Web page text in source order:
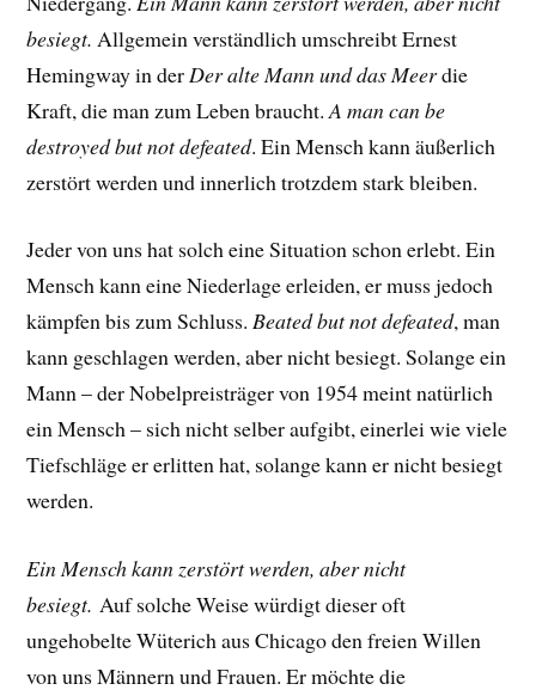
besiegt. Allgemein verständlich umschreibt Ernest
Hemingway in der Der alte Mann und das Meerdie
Kraft, die man zum Leben braucht.A man can be
destroyed but not defeated. Ein Mensch kann äußerlich
zerstört werden und innerlich trotzdem stark bleiben.
Jeder von uns hat solch eine Situation schon erlebt. Ein
Mensch kann eine Niederlage erleiden, er muss jedoch
kämpfen bis zum Schluss.Beated but not defeated, man
kann geschlagen werden, aber nicht besiegt. Solange ein
Mann – der Nobelpreisträger von 1954 meint natürlich
ein Mensch – sich nicht selber aufgibt, einerlei wie viele
Tiefschläge er erlitten hat, solange kann er nicht besiegt
werden.
Ein Mensch kann zerstört werden, aber nicht
besiegt. Auf solche Weise würdigt dieser oft
ungehobelte Wüterich aus Chicago den freien Willen
von uns Männern und Frauen. Er möchte die